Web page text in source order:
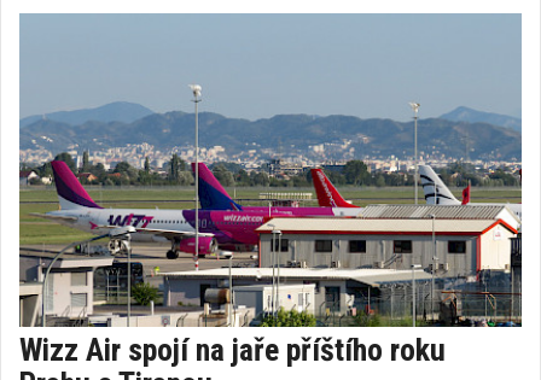
Wizz Air spojí na jaře příštího roku